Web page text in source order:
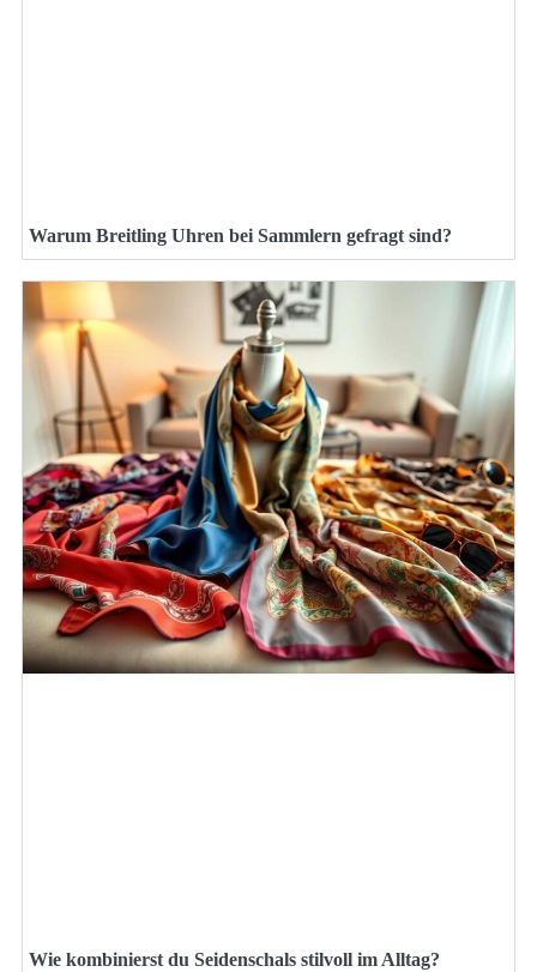
Warum Breitling Uhren bei Sammlern gefragt sind?
Wie kombinierst du Seidenschals stilvoll im Alltag?